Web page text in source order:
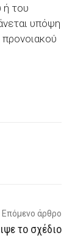
ή του
υπόψη
Επόμενο άρθρο
το σχέδιο